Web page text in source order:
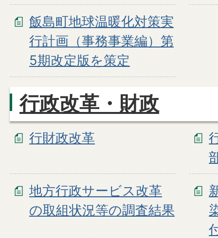
飯島町地球温暖化対策実
行計画（事務事業編）第
5期改定版を策定
行政改革・財政
行財政改革
地方行政サービス改革
の取組状況等の調査結果